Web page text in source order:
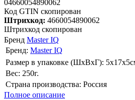
04660054890062
Код GTIN скопирован
Штрихкод: 4660054890062
Штрихкод скопирован
Бренд Master IQ
Бренд: Master IQ
Размер в упаковке (ШхВxГ):
Вес: 250г.
Страна производства: Россия
Полное описание